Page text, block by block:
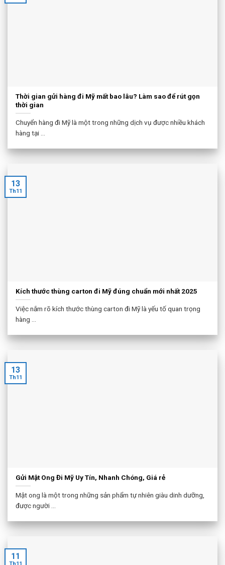
Thời gian gửi hàng đi Mỹ mất bao lâu? Làm sao để rút gọn
thời gian
Chuyển hàng đi Mỹ là một trong những dịch vụ được nhiều khách
hàng tại ...
Kích thước thùng carton đi Mỹ đúng chuẩn mới nhất 2025
Việc nắm rõ kích thước thùng carton đi Mỹ là yếu tố quan trọng
hàng ...
13
Th11
Gửi Mật Ong Đi Mỹ Uy Tín, Nhanh Chóng, Giá rẻ
Mật ong là một trong những sản phẩm tự nhiên giàu dinh dưỡng,
được người ...
13
Th11
11
Th11